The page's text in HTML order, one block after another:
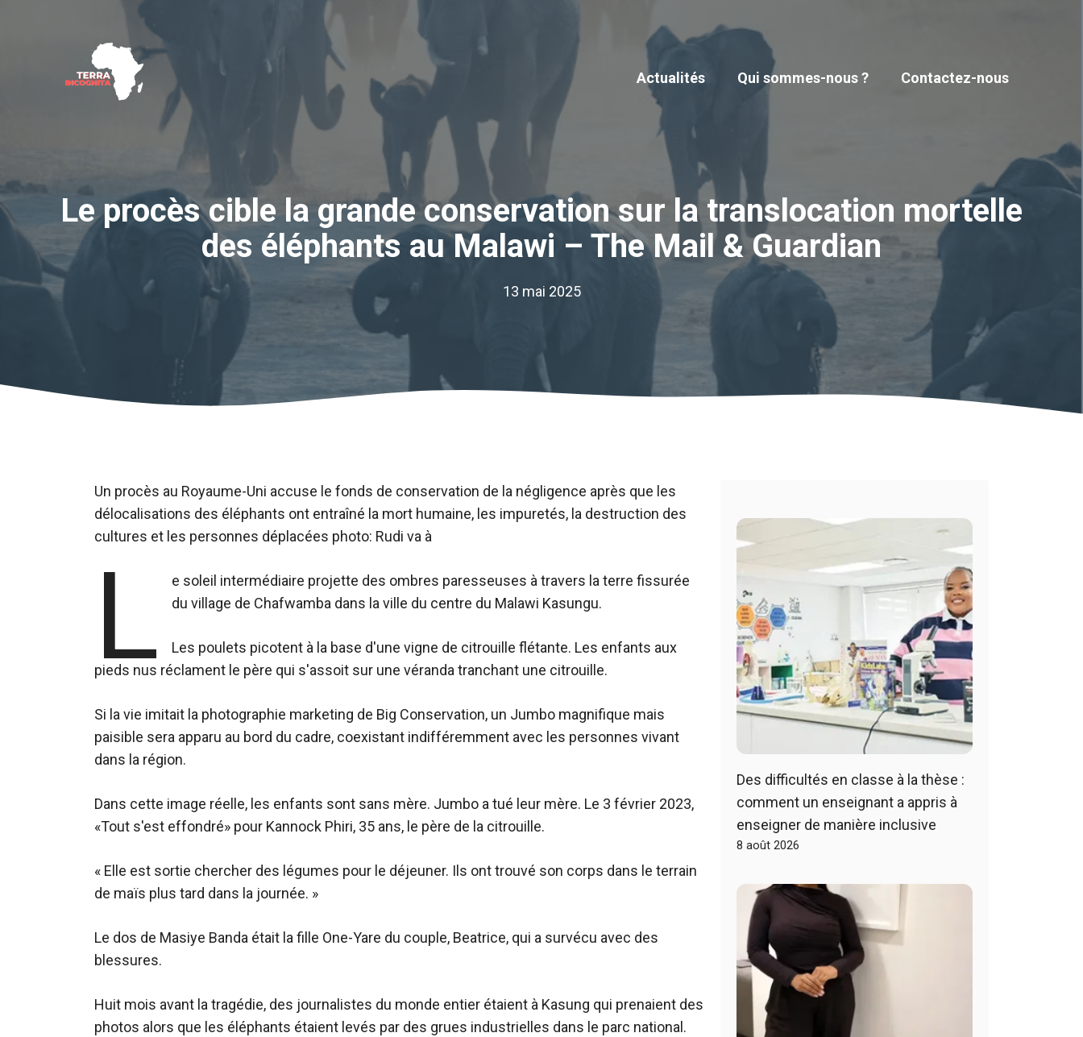
Actualités
Qui sommes-nous ? Contactez-nous
Le procès cible la grande conservation sur la translocation mortelle
des éléphants au Malawi – The Mail & Guardian
13 mai 2025
Un procès au Royaume-Uni accuse le fonds de conservation de la négligence après que les
délocalisations des éléphants ont entraîné la mort humaine, les impuretés, la destruction des
cultures et les personnes déplacées photo: Rudi va à
L
e soleil intermédiaire projette des ombres paresseuses à travers la terre fissurée
du village de Chafwamba dans la ville du centre du Malawi Kasungu.
Les poulets picotent à la base d'une vigne de citrouille flétante. Les enfants aux
pieds nus réclament le père qui s'assoit sur une véranda tranchant une citrouille.
Si la vie imitait la photographie marketing de Big Conservation, un Jumbo magnifique mais
paisible sera apparu au bord du cadre, coexistant indifféremment avec les personnes vivant
dans la région.
Dans cette image réelle, les enfants sont sans mère. Jumbo a tué leur mère. Le 3 février 2023,
«Tout s'est effondré» pour Kannock Phiri, 35 ans, le père de la citrouille.
« Elle est sortie chercher des légumes pour le déjeuner. Ils ont trouvé son corps dans le terrain
de maïs plus tard dans la journée. »
Le dos de Masiye Banda était la fille One-Yare du couple, Beatrice, qui a survécu avec des
blessures.
Huit mois avant la tragédie, des journalistes du monde entier étaient à Kasung qui prenaient des
photos alors que les éléphants étaient levés par des grues industrielles dans le parc national.
Des difficultés en classe à la thèse :
comment un enseignant a appris à
enseigner de manière inclusive
8 août 2026